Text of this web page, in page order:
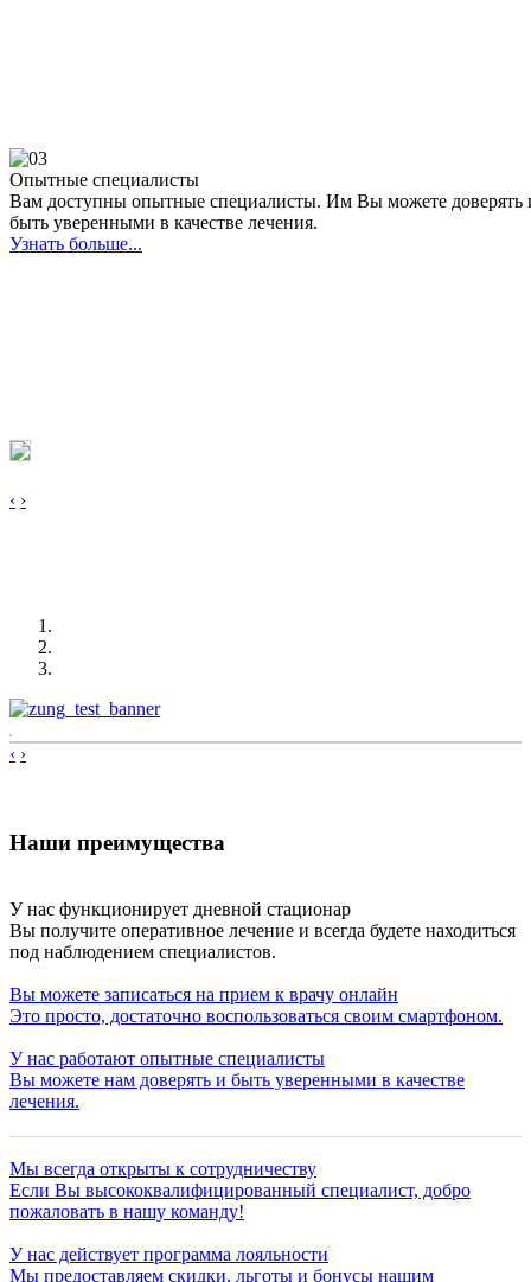
Опытные специалисты
Вам доступны опытные специалисты. Им Вы можете доверять
быть уверенными в качестве лечения.
Узнать больше...
‹ ›
‹ ›
Наши преимущества
У нас функционирует дневной стационар
Вы получите оперативное лечение и всегда будете находиться
под наблюдением специалистов.
Вы можете записаться на прием к врачу онлайн
Это просто, достаточно воспользоваться своим смартфоном.
У нас работают опытные специалисты
Вы можете нам доверять и быть уверенными в качестве
лечения.
Мы всегда открыты к сотрудничеству
Если Вы высококвалифицированный специалист, добро
пожаловать в нашу команду!
У нас действует программа лояльности
Мы предоставляем скидки, льготы и бонусы нашим